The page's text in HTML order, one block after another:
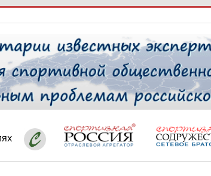
РЕСУРСНАЯ ПЛОЩАДКА